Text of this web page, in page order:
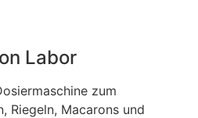
Labor
zum
Riegeln, Macarons und